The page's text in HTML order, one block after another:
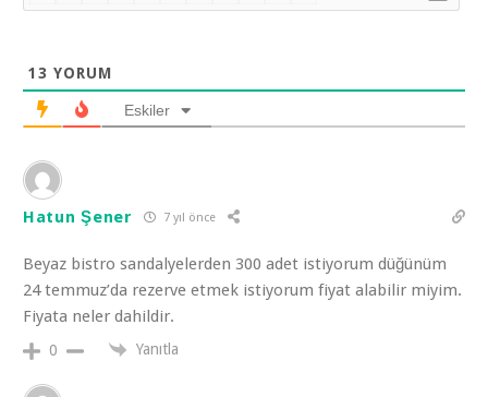
13 YORUM
Eskiler
Hatun Şener 7 yıl önce
Beyaz bistro sandalyelerden 300 adet istiyorum düğünüm
24 temmuz’da rezerve etmek istiyorum fiyat alabilir miyim.
Fiyata neler dahildir.
0 Yanıtla